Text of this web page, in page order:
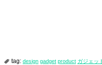
tag: design gadget product ガジェッ